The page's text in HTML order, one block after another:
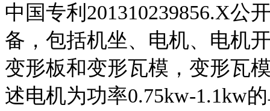
中国专利201310239856.X公
备，包括机坐、电机、电机
变形板和变形瓦模，变形瓦
述电机为功率0.75kw-1.1kw